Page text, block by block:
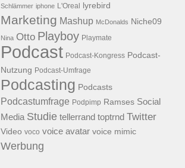
Schlämmer iphone L'Oreal lyrebird
Marketing Mashup McDonalds Niche09
Nina Otto Playboy Playmate
Podcast Podcast-Kongress Podcast-
Nutzung Podcast-Umfrage
Podcasting Podcasts
Podcastumfrage Podpimp Ramses Social
Media Studie tellerrand toptrnd Twitter
Video voco voice avatar voice mimic
Werbung